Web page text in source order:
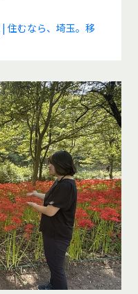
住むなら、埼玉。移